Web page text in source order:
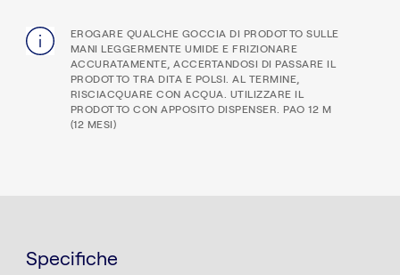
EROGARE QUALCHE GOCCIA DI PRODOTTO SULLE
MANI LEGGERMENTE UMIDE E FRIZIONARE
ACCURATAMENTE, ACCERTANDOSI DI PASSARE IL
PRODOTTO TRA DITA E POLSI. AL TERMINE,
RISCIACQUARE CON ACQUA. UTILIZZARE IL
PRODOTTO CON APPOSITO DISPENSER. PAO 12 M
(12 MESI)
Specifiche